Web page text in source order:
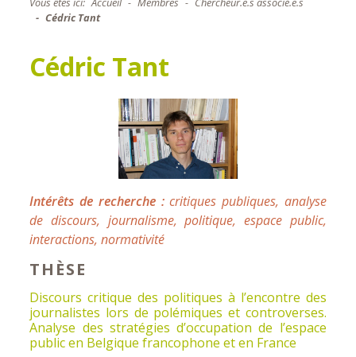
Cédric Tant
Cédric Tant
Intérêts de recherche :critiques publiques, analyse
de discours, journalisme, politique, espace public,
interactions, normativité
THÈSE
Discours critique des politiques à l’encontre des
journalistes lors de polémiques et controverses.
Analyse des stratégies d’occupation de l’espace
public en Belgique francophone et en France